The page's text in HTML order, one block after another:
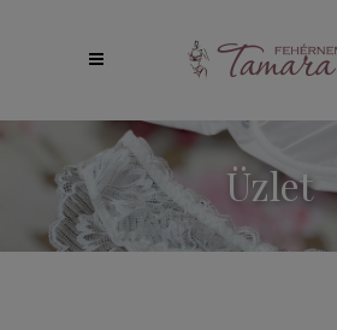
Üzlet